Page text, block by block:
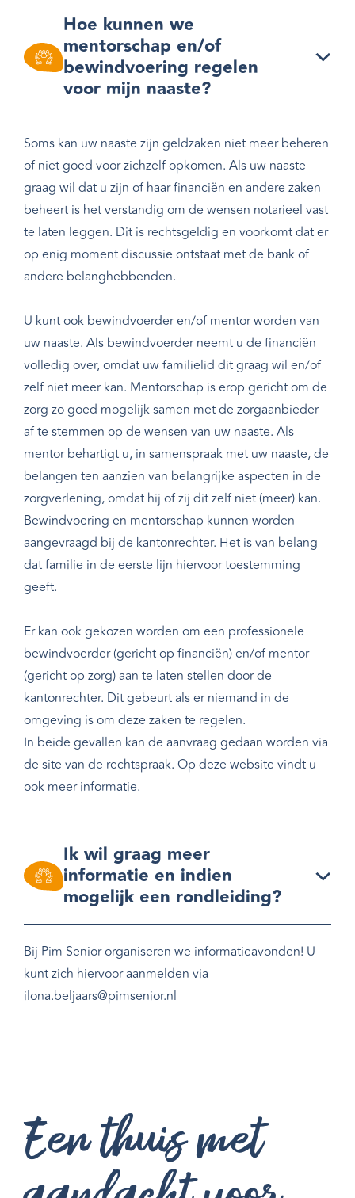
Hoe kunnen we
mentorschap en/of
bewindvoering regelen
voor mijn naaste?
Soms kan uw naaste zijn geldzaken niet meer beheren
of niet goed voor zichzelf opkomen. Als uw naaste
graag wil dat u zijn of haar financiën en andere zaken
beheert is het verstandig om de wensen notarieel vast
te laten leggen. Dit is rechtsgeldig en voorkomt dat er
op enig moment discussie ontstaat met de bank of
andere belanghebbenden.
U kunt ook bewindvoerder en/of mentor worden van
uw naaste. Als bewindvoerder neemt u de financiën
volledig over, omdat uw familielid dit graag wil en/of
zelf niet meer kan. Mentorschap is erop gericht om de
zorg zo goed mogelijk samen met de zorgaanbieder
af te stemmen op de wensen van uw naaste. Als
mentor behartigt u, in samenspraak met uw naaste, de
belangen ten aanzien van belangrijke aspecten in de
zorgverlening, omdat hij of zij dit zelf niet (meer) kan.
Bewindvoering en mentorschap kunnen worden
aangevraagd bij de kantonrechter. Het is van belang
dat familie in de eerste lijn hiervoor toestemming
geeft.
Er kan ook gekozen worden om een professionele
bewindvoerder (gericht op financiën) en/of mentor
(gericht op zorg) aan te laten stellen door de
kantonrechter. Dit gebeurt als er niemand in de
omgeving is om deze zaken te regelen.
In beide gevallen kan de aanvraag gedaan worden via
de site van de rechtspraak. Op deze website vindt u
ook meer informatie.
Ik wil graag meer
informatie en indien
mogelijk een rondleiding?
Bij Pim Senior organiseren we informatieavonden! U
kunt zich hiervoor aanmelden via
ilona.beljaars@pimsenior.nl
Een thuis met